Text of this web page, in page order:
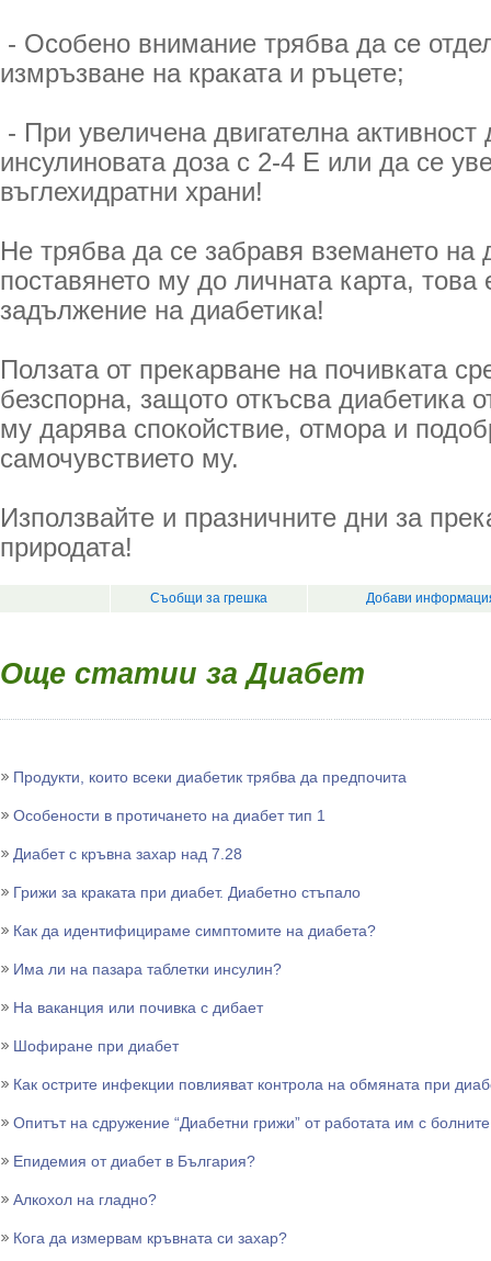
- Особено внимание трябва да се
измръзване на краката и ръцете;
- При увеличена двигателна
инсулиновата доза с 2-4 Е или да се
въглехидратни храни!
Не трябва да се забравя вземането на
поставянето му до личната карта, това
задължение на диабетика!
Ползата от прекарване на почивката
безспорна, защото откъсва диабетика
му дарява спокойствие, отмора и
самочувствието му.
Използвайте и празничните дни за
природата!
Съобщи за грешка Добави
Още статии за Диабет
Продукти, които всеки диабетик трябва да предпочита
Особености в протичането на диабет тип 1
Диабет с кръвна захар над 7.28
Грижи за краката при диабет. Диабетно стъпало
Как да идентифицираме симптомите на диабета?
Има ли на пазара таблетки инсулин?
На ваканция или почивка с дибает
Шофиране при диабет
Как острите инфекции повлияват контрола на обмяната при
Опитът на сдружение “Диабетни грижи” от работата им с
Епидемия от диабет в България?
Алкохол на гладно?
Кога да измервам кръвната си захар?